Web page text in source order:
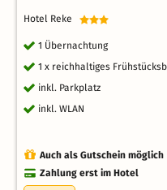
Hotel Reke
1 Übernachtung
1 x reichhaltiges
inkl. Parkplatz
inkl. WLAN
Auch als Gutschein möglich
Zahlung erst im Hotel